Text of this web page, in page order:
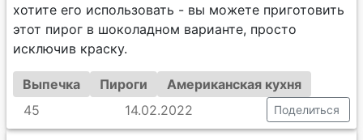
хотите его использовать - вы можете приготовить
этот пирог в шоколадном варианте, просто
исключив краску.
Выпечка Пироги
Американская кухня
45
14.02.2022 Поделиться